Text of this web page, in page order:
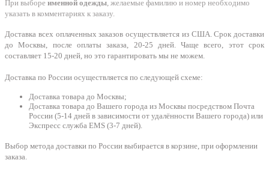
При выборе именной одежды, желаемые фамилию и номер необходимо
указать в комментариях к заказу.
Доставка всех оплаченных заказов осуществляется из США. Срок доставки
до Москвы, после оплаты заказа, 20-25 дней. Чаще всего, этот срок
составляет 15-20 дней, но это гарантировать мы не можем.
Доставка по России осуществляется по следующей схеме:
Доставка товара до Москвы;
Доставка товара до Вашего города из Москвы посредством Почта
России (5-14 дней в зависимости от удалённости Вашего города) или
Экспресс служба EMS (3-7 дней).
Выбор метода доставки по России выбирается в корзине, при оформлении
заказа.